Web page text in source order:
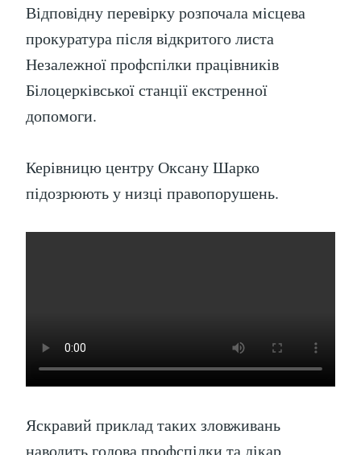
Відповідну перевірку розпочала місцева
прокуратура після відкритого листа
Незалежної профспілки працівників
Білоцерківської станції екстренної
допомоги.
Керівницю центру Оксану Шарко
підозрюють у низці правопорушень.
Яскравий приклад таких зловживань
наводить голова профспілки та лікар